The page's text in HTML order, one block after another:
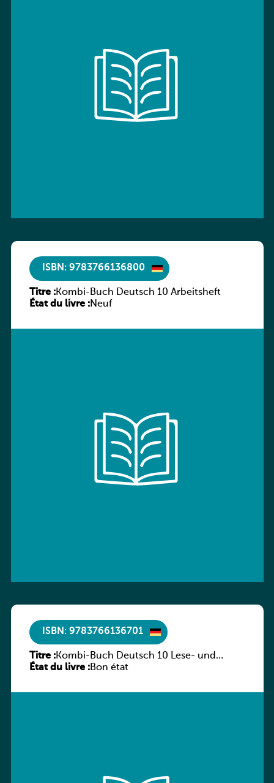
ISBN: 9783766136800
Titre :Kombi-Buch Deutsch 10 Arbeitsheft
État du livre :Neuf
ISBN: 9783766136701
Titre :Kombi-Buch Deutsch 10 Lese- und
Sprachbuch
État du livre :Bon état